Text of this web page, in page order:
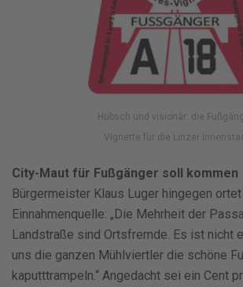
Hübsch und visionär: die
Vignette für die Linzer
City-Maut für Fußgänger soll kommen
Bürgermeister Klaus Luger hingegen
Einnahmenquelle: „Die Mehrheit der
Landstraße sind Ortsfremde. Es ist nicht
uns die ganzen Mühlviertler die schöne
kaputttrampeln.“ Angedacht sei ein Cent